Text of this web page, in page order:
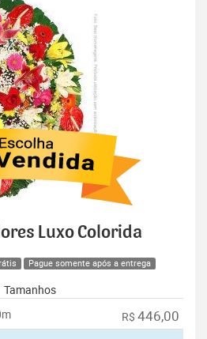
Luxo Colorida
Pague somente após a entrega
Tamanhos
R$ 446,00